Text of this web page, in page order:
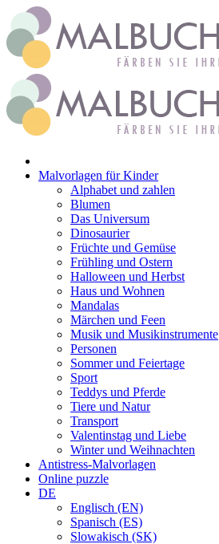
Zum
Inhalt
springen
Malvorlagen für Kinder
Alphabet und zahlen
Blumen
Das Universum
Dinosaurier
Früchte und Gemüse
Frühling und Ostern
Halloween und Herbst
Haus und Wohnen
Mandalas
Märchen und Feen
Musik und Musikinstrumente
Personen
Sommer und Feiertage
Sport
Teddys und Pferde
Tiere und Natur
Transport
Valentinstag und Liebe
Winter und Weihnachten
Antistress-Malvorlagen
Online puzzle
DE
Englisch (EN)
Spanisch (ES)
Slowakisch (SK)